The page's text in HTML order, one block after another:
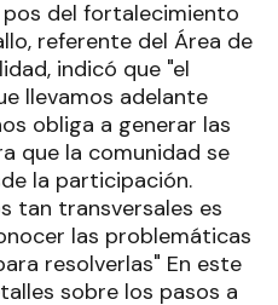
del fortalecimiento
referente del Área de
indicó que "el
llevamos adelante
obliga a generar las
que la comunidad se
la participación.
tan transversales es
las problemáticas
resolverlas" En este
sobre los pasos a